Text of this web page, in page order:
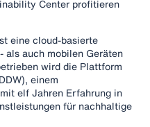
Center profitieren
eine cloud-basierte
als auch mobilen Geräten
wird die Plattform
einem
elf Jahren Erfahrung in
für nachhaltige